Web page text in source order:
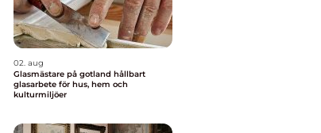
02. aug
Glasmästare på gotland hållbart
glasarbete för hus, hem och
kulturmiljöer